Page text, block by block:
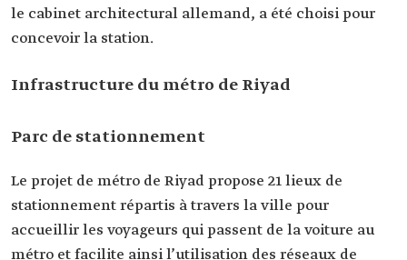
le cabinet architectural allemand, a été choisi pour
concevoir la station.
Infrastructure du métro de Riyad
Parc de stationnement
Le projet de métro de Riyad propose 21 lieux de
stationnement répartis à travers la ville pour
accueillir les voyageurs qui passent de la voiture au
métro et facilite ainsi l’utilisation des réseaux de